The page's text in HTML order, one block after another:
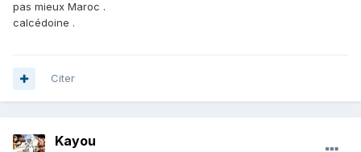
pas mieux Maroc .
calcédoine .
Citer
Kayou